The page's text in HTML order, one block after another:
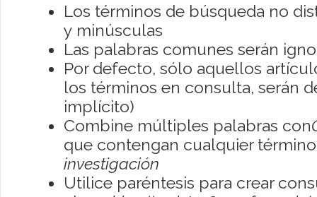
Los términos de búsqueda no
y minúsculas
Las palabras comunes serán
Por defecto, sólo aquellos
los términos en consulta, serán
implícito)
Combine múltiples palabras con
que contengan cualquier
investigación
Utilice paréntesis para crear